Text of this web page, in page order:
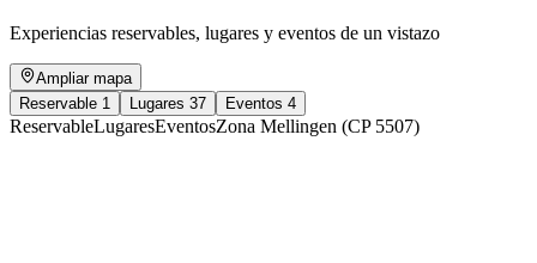
Experiencias reservables, lugares y eventos de un vistazo
Ampliar mapa
Reservable 1 Lugares 37 Eventos 4
ReservableLugaresEventosZona Mellingen (CP 5507)